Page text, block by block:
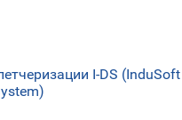
I-DS (InduSoft